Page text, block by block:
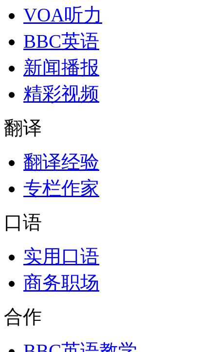
VOA听力
BBC英语
新闻播报
精彩视频
翻译
翻译经验
专栏作家
口语
实用口语
商务职场
合作